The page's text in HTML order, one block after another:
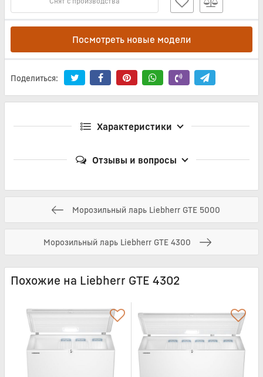
Посмотреть новые модели
Поделиться:
Характеристики
Отзывы и вопросы
Морозильный ларь Liebherr GTE 5000
Морозильный ларь Liebherr GTE 4300
Похожие на Liebherr GTE 4302